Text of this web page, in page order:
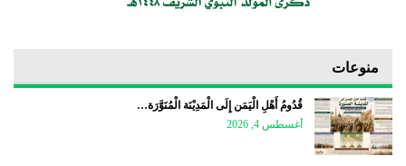
منوعات
قُدُومُ أَهْلِ الْيَمَن إِلَى الْمَدِيْنَة الْمُنَوَّرَة…
أغسطس 4, 2026